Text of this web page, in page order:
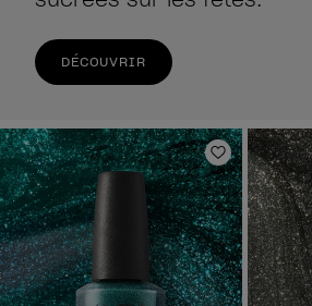
DÉCOUVRIR
Ajouter